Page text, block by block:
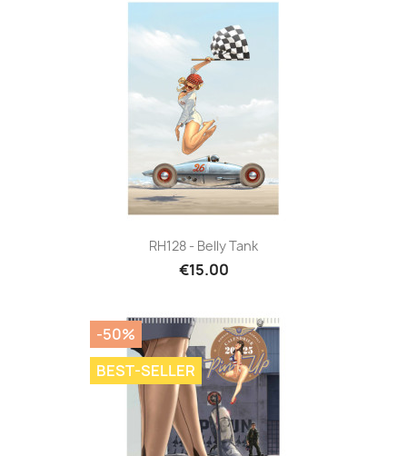
RH128 - Belly Tank
€15.00
-50%
BEST-SELLER